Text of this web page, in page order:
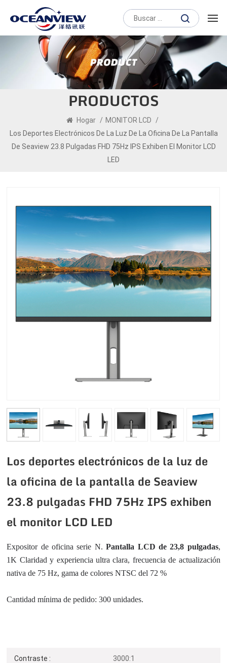
PRODUCTOS
Hogar / MONITOR LCD
/
Los Deportes Electrónicos De La Luz De La Oficina De La Pantalla
De Seaview 23.8 Pulgadas FHD 75Hz IPS Exhiben El Monitor LCD
LED
Los deportes electrónicos de la luz de
la oficina de la pantalla de Seaview
23.8 pulgadas FHD 75Hz IPS exhiben
el monitor LCD LED
Expositor de oficina serie N.Pantalla LCD de 23,8 pulgadas,
1K Claridad y experiencia ultra clara, frecuencia de actualización
nativa de 75 Hz, gama de colores NTSC del 72 %
Cantidad mínima de pedido: 300 unidades.
Contraste : 3000:1